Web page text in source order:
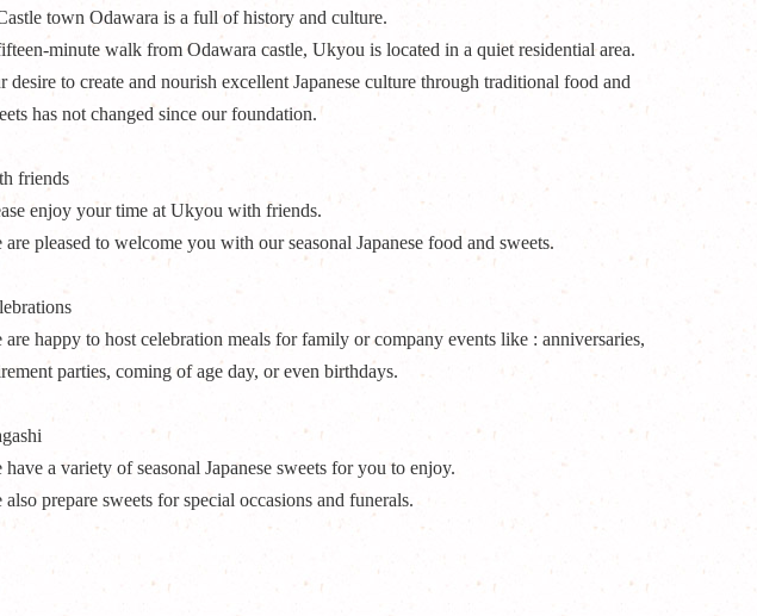
town Odawara is a full of history and culture.
minute walk from Odawara castle, Ukyou is located in a quiet residential area.
desire to create and nourish excellent Japanese culture through traditional food and
has not changed since our foundation.
friends
enjoy your time at Ukyou with friends.
are pleased to welcome you with our seasonal Japanese food and sweets.
are happy to host celebration meals for family or company events like : anniversaries,
parties, coming of age day, or even birthdays.
have a variety of seasonal Japanese sweets for you to enjoy.
also prepare sweets for special occasions and funerals.